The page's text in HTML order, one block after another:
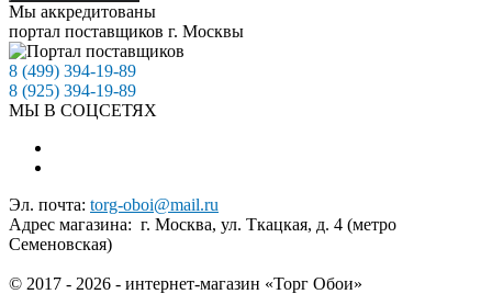
Мы аккредитованы
портал поставщиков г. Москвы
8 (499) 394-19-89
8 (925) 394-19-89
МЫ В СОЦСЕТЯХ
Эл. почта: torg-oboi@mail.ru
Адрес магазина: г. Москва, ул. Ткацкая, д. 4 (метро
Семеновская)
© 2017 - 2026 - интернет-магазин «Торг Обои»